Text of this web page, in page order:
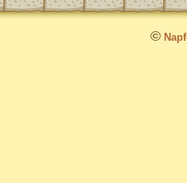
©